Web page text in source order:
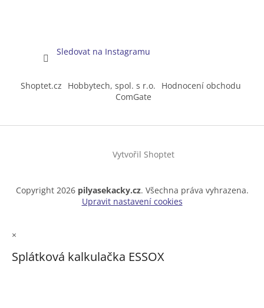
Sledovat na Instagramu
Shoptet.cz Hobbytech, spol. s r.o.
Hodnocení obchodu
ComGate
Vytvořil Shoptet
Copyright 2026 pilyasekacky.cz. Všechna práva vyhrazena.
Upravit nastavení cookies
×
Splátková kalkulačka ESSOX